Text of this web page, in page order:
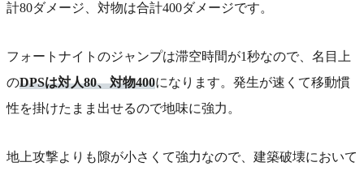
計80ダメージ、対物は合計400ダメージです。
フォートナイトのジャンプは滞空時間が1秒なので、名目上
のDPSは対人80、対物400になります。発生が速くて移動慣
性を掛けたまま出せるので地味に強力。
地上攻撃よりも隙が小さくて強力なので、建築破壊において